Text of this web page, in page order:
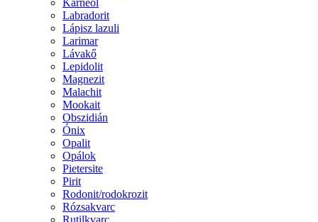
Karneol
Labradorit
Lápisz lazuli
Larimar
Lávakő
Lepidolit
Magnezit
Malachit
Mookait
Obszidián
Ónix
Opalit
Opálok
Pietersite
Pirit
Rodonit/rodokrozit
Rózsakvarc